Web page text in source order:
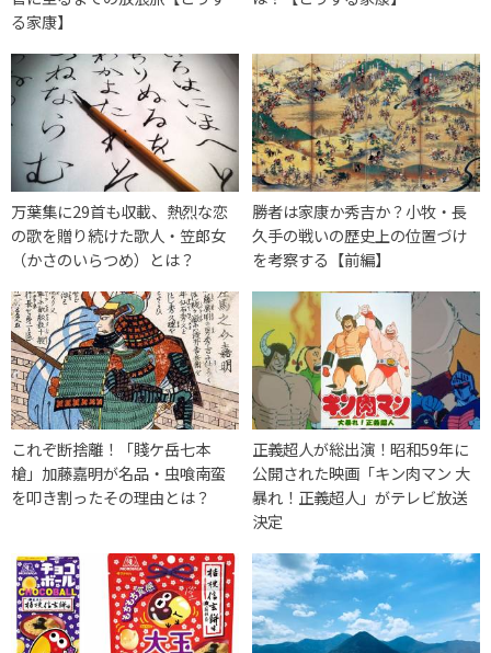
る家康】
万葉集に29首も収載、熱烈な恋
の歌を贈り続けた歌人・笠郎女
（かさのいらつめ）とは？
勝者は家康か秀吉か？小牧・長
久手の戦いの歴史上の位置づけ
を考察する【前編】
これぞ断捨離！「賤ケ岳七本
槍」加藤嘉明が名品・虫喰南蛮
を叩き割ったその理由とは？
正義超人が総出演！昭和59年に
公開された映画「キン肉マン 大
暴れ！正義超人」がテレビ放送
決定